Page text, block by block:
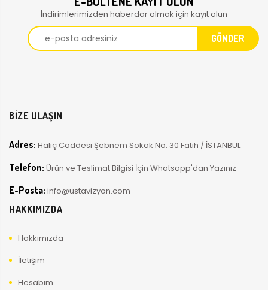
İndirimlerimizden haberdar olmak için kayıt olun
BİZE ULAŞIN
Adres: Haliç Caddesi Şebnem Sokak No: 30 Fatih / İSTANBUL
Telefon: Ürün ve Teslimat Bilgisi İçin Whatsapp'dan Yazınız
E-Posta: info@ustavizyon.com
HAKKIMIZDA
Hakkımızda
İletişim
Hesabım